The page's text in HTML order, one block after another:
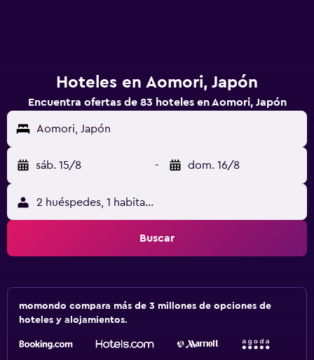
Hoteles en Aomori, Japón
Encuentra ofertas de 83 hoteles en Aomori, Japón
Aomori, Japón
sáb. 15/8 - dom. 16/8
2 huéspedes, 1 habitación
Buscar
momondo compara más de 3 millones de opciones de
hoteles y alojamientos.